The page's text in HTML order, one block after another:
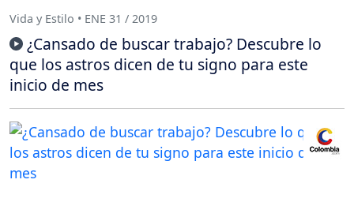
Vida y Estilo • ENE 31 / 2019
¿Cansado de buscar trabajo? Descubre lo
que los astros dicen de tu signo para este
inicio de mes